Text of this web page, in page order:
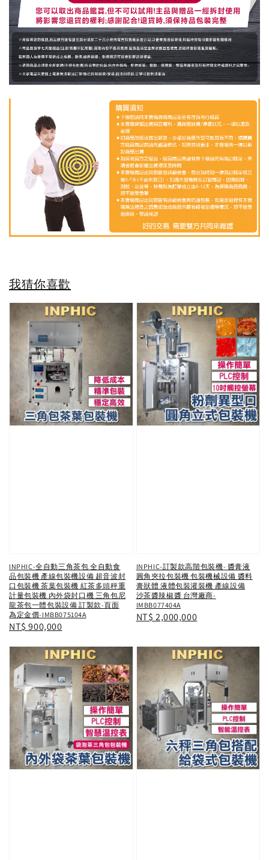
我猜你喜歡
INPHIC-全自動三角茶包 全自動食
品包裝機 產線包裝機設備 超音波封
口包裝機 茶葉包裝機 紅茶多頭秤重
計量包裝機 內外袋封口機 三角包尼
龍茶包一體包裝設備 訂製款-頁面
為定金價-IMBB075104A
Regular
NT$ 900,000
INPHIC-訂製款高階包裝機- 醬膏液
圓角夾拉包裝機 包裝機械設備 醬料
膏狀體 液體包裝灌裝機 產線設備
沙茶醬辣椒醬 台灣廠商-
IMBB077404A
Regular
NT$ 2,000,000